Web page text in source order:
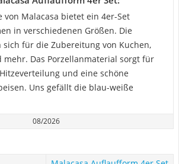
von Malacasa bietet ein 4er-Set
in verschiedenen Größen. Die
sich für die Zubereitung von Kuchen,
mehr. Das Porzellanmaterial sorgt für
und eine schöne
Uns gefällt die blau-weiße
08/2026